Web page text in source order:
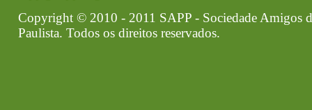
Copyright © 2010 - 2011 SAPP - Sociedade Amigos
Paulista. Todos os direitos reservados.